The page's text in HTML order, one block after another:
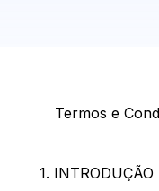
Termos e